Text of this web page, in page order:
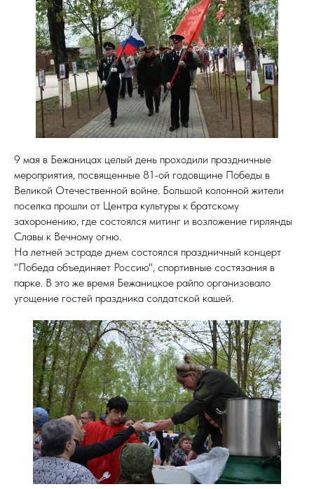
9 мая в Бежаницах целый день проходили праздничные
мероприятия, посвященные 81-ой годовщине Победы в
Великой Отечественной войне. Большой колонной жители
поселка прошли от Центра культуры к братскому
захоронению, где состоялся митинг и возложение гирлянды
Славы к Вечному огню.
На летней эстраде днем состоялся праздничный концерт
"Победа объединяет Россию", спортивные состязания в
парке. В это же время Бежаницкое райпо организовало
угощение гостей праздника солдатской кашей.